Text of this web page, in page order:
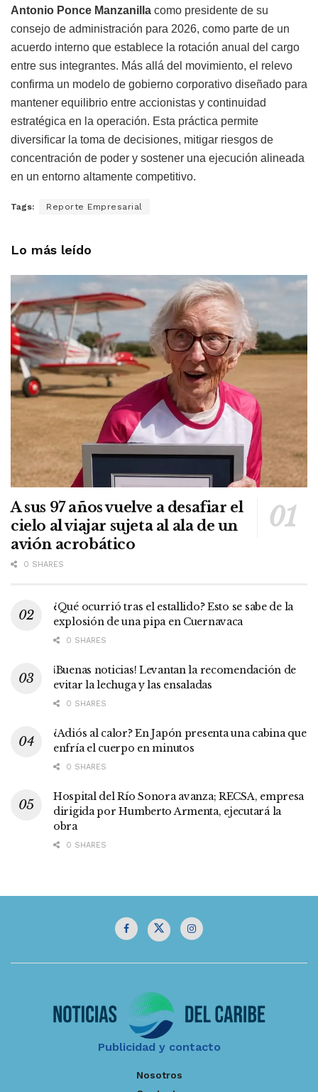
Antonio Ponce Manzanilla como presidente de su
consejo de administración para 2026, como parte de un
acuerdo interno que establece la rotación anual del cargo
entre sus integrantes. Más allá del movimiento, el relevo
confirma un modelo de gobierno corporativo diseñado para
mantener equilibrio entre accionistas y continuidad
estratégica en la operación. Esta práctica permite
diversificar la toma de decisiones, mitigar riesgos de
concentración de poder y sostener una ejecución alineada
en un entorno altamente competitivo.
Tags: Reporte Empresarial
Lo más leído
A sus 97 años vuelve a desafiar el
cielo al viajar sujeta al ala de un
avión acrobático
0 SHARES
¿Qué ocurrió tras el estallido? Esto se sabe de la
explosión de una pipa en Cuernavaca
0 SHARES
¡Buenas noticias! Levantan la recomendación de
evitar la lechuga y las ensaladas
0 SHARES
¿Adiós al calor? En Japón presenta una cabina que
enfría el cuerpo en minutos
0 SHARES
Hospital del Río Sonora avanza; RECSA, empresa
dirigida por Humberto Armenta, ejecutará la
obra
0 SHARES
Publicidad y contacto
Nosotros